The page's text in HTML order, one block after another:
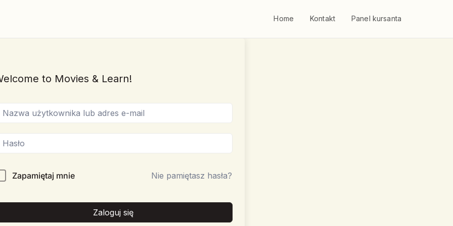
Home Kontakt Panel kursanta
to Movies & Learn!
Zapamiętaj mnie Nie pamiętasz hasła?
Zaloguj się